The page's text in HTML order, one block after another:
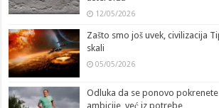
12/05/2026
Zašto smo još uvek, civilizacija
skali
05/05/2026
Odluka da se ponovo
ambicije, već iz potrebe